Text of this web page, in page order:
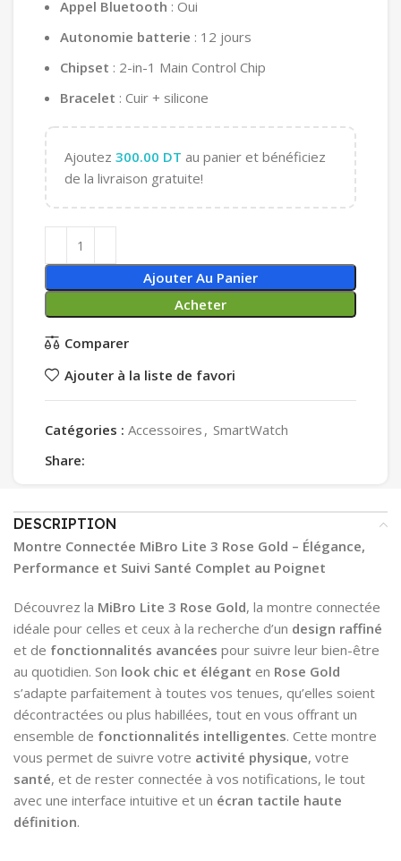
Appel Bluetooth : Oui
Autonomie batterie : 12 jours
Chipset : 2-in-1 Main Control Chip
Bracelet : Cuir + silicone
Ajoutez 300.00 DT au panier et bénéficiez
de la livraison gratuite!
Ajouter Au Panier
Acheter
Comparer
Ajouter à la liste de favori
Catégories : Accessoires , SmartWatch
Share:
DESCRIPTION
Montre Connectée MiBro Lite 3 Rose Gold – Élégance,
Performance et Suivi Santé Complet au Poignet
Découvrez la MiBro Lite 3 Rose Gold, la montre connectée
idéale pour celles et ceux à la recherche d’un design raffiné
et de fonctionnalités avancées pour suivre leur bien-être
au quotidien. Son look chic et élégant en Rose Gold
s’adapte parfaitement à toutes vos tenues, qu’elles soient
décontractées ou plus habillées, tout en vous offrant un
ensemble de fonctionnalités intelligentes. Cette montre
vous permet de suivre votre activité physique, votre
santé, et de rester connectée à vos notifications, le tout
avec une interface intuitive et un écran tactile haute
définition.